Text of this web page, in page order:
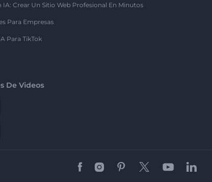
IA: Crear Un Sitio Web Profesional En Minutos
Para Empresas
Para TikTok
De Videos